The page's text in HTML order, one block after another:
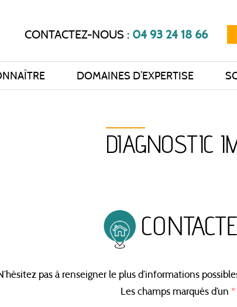
CONTACTEZ-NOUS : 04 93 24 18 66
DOMAINES D’EXPERTISE
DIAGNOSTIC
pas à renseigner le plus d’informations
Les champs marqués d’un *